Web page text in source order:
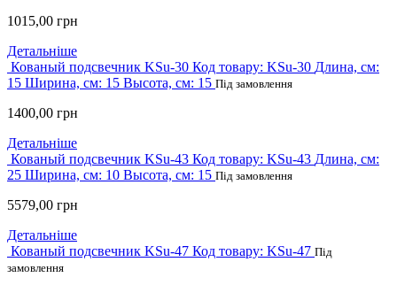
1015,00 грн
Детальніше
Кованый подсвечник KSu-30 Код товару: KSu-30 Длина, см:
15 Ширина, см: 15 Высота, см: 15 Під замовлення
1400,00 грн
Детальніше
Кованый подсвечник KSu-43 Код товару: KSu-43 Длина, см:
25 Ширина, см: 10 Высота, см: 15 Під замовлення
5579,00 грн
Детальніше
Кованый подсвечник KSu-47 Код товару: KSu-47 Під
замовлення